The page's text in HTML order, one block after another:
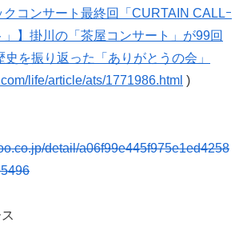
クコンサート最終回「CURTAIN CALLｰ
】掛川の「茶屋コンサート」が99回
を振り返った「ありがとうの会」
life/article/ats/1771986.html )
detail/a06f99e445f975e1ed4258